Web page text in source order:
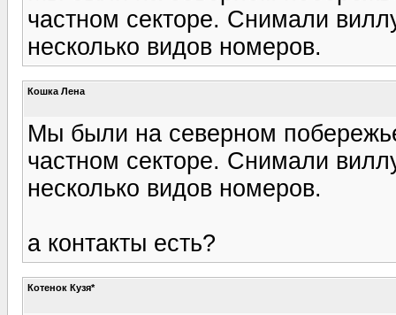
частном секторе. Снимали
несколько видов номеров.
Кошка Лена
Мы были на северном
частном секторе. Снимали
несколько видов номеров.
а контакты есть?
Котенок Кузя*